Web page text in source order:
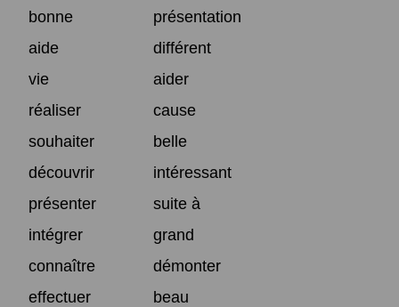
bonne
présentation
aide
différent
vie
aider
réaliser
cause
souhaiter
belle
découvrir
intéressant
présenter
suite à
intégrer
grand
connaître
démonter
effectuer
beau